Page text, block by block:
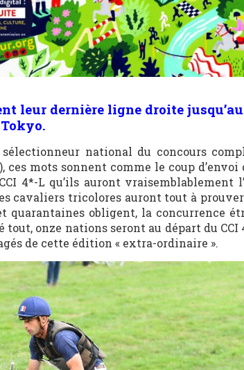
leur dernière ligne droite
Tokyo.
national du concours
mots sonnent comme le coup d’envoi
4*-L qu’ils auront vraisemblablement
cavaliers tricolores auront tout à
quarantaines obligent, la concurrence
onze nations seront au départ du CCI
de cette édition « extra-ordinaire ».